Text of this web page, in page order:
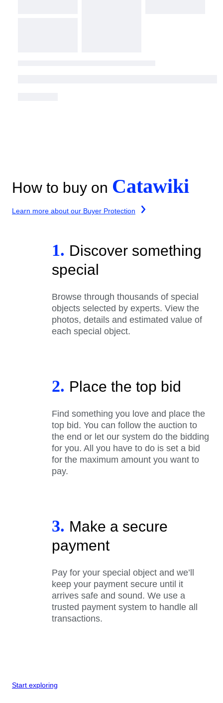
How to buy on Catawiki
Learn more about our Buyer Protection
1. Discover something
special
Browse through thousands of special
objects selected by experts. View the
photos, details and estimated value of
each special object.
2. Place the top bid
Find something you love and place the
top bid. You can follow the auction to
the end or let our system do the bidding
for you. All you have to do is set a bid
for the maximum amount you want to
pay.
3. Make a secure
payment
Pay for your special object and we’ll
keep your payment secure until it
arrives safe and sound. We use a
trusted payment system to handle all
transactions.
Start exploring